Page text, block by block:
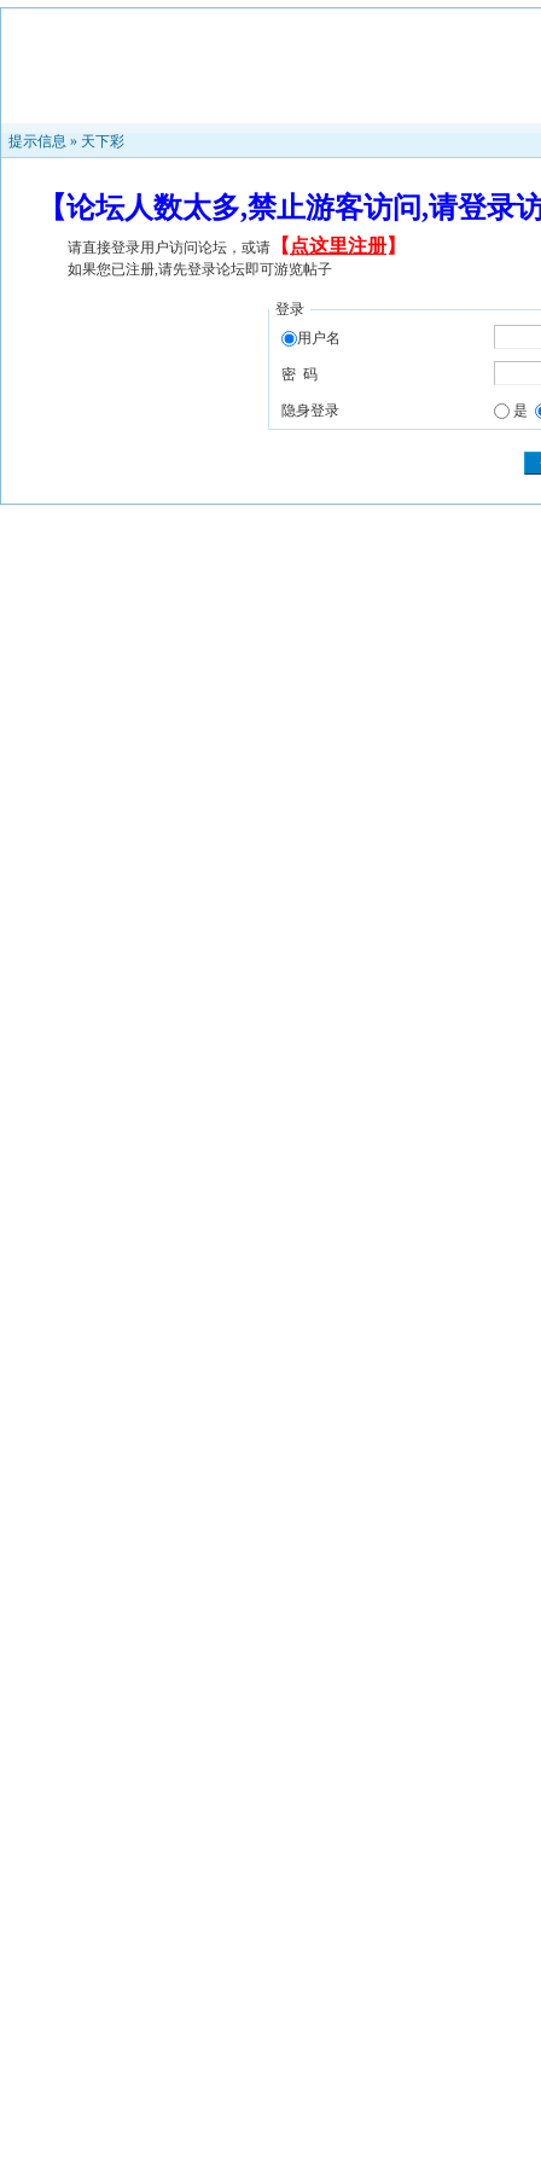
提示信息 » 天下彩
【论坛人数太多,禁止游客访问,请登
请直接登录用户访问论坛，或请 【 点这里注册】
如果您已注册,请先登录论坛即可游览帖子
登录
用户名
密 码
隐身登录 是